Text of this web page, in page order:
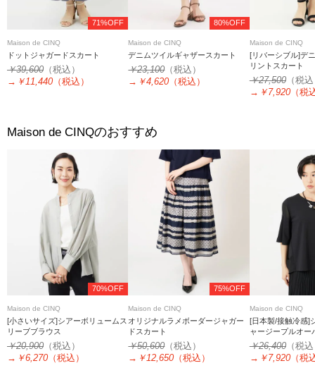
71%OFF
Maison de CINQ
ドットジャガードスカート
￥39,600 （税込）
→ ￥11,440 （税込）
80%OFF
Maison de CINQ
デニムツイルギャザースカート
￥23,100（税込）
→ ￥4,620 （税込）
Maison de CINQ
[リバーシブル]デ
リントスカート
￥27,500（税
→ ￥7,920（税
Maison de CINQのおすすめ
70%OFF
Maison de CINQ
[小さいサイズ]シアーボリュームス
リーブブラウス
￥20,900 （税込）
→ ￥6,270 （税込）
75%OFF
Maison de CINQ
オリジナルラメボーダージャガー
ドスカート
￥50,600（税込）
→ ￥12,650 （税込）
Maison de CINQ
[日本製/接触冷感]
ャージープルオー
￥26,400（税
→ ￥7,920（税